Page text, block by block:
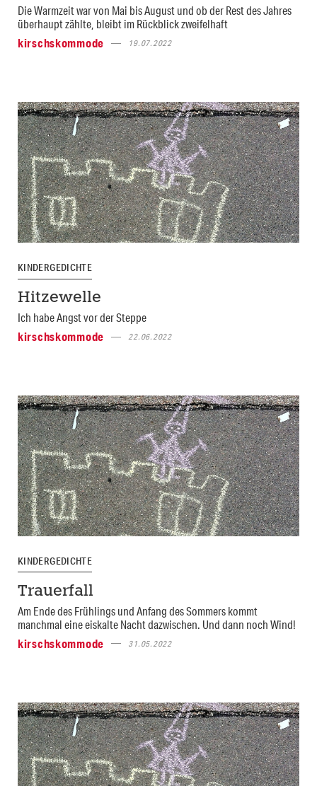
Die Warmzeit war von Mai bis August und ob der Rest des Jahres
überhaupt zählte, bleibt im Rückblick zweifelhaft
kirschskommode
19.07.2022
KINDERGEDICHTE
Hitzewelle
Ich habe Angst vor der Steppe
kirschskommode
22.06.2022
KINDERGEDICHTE
Trauerfall
Am Ende des Frühlings und Anfang des Sommers kommt
manchmal eine eiskalte Nacht dazwischen. Und dann noch Wind!
kirschskommode
31.05.2022